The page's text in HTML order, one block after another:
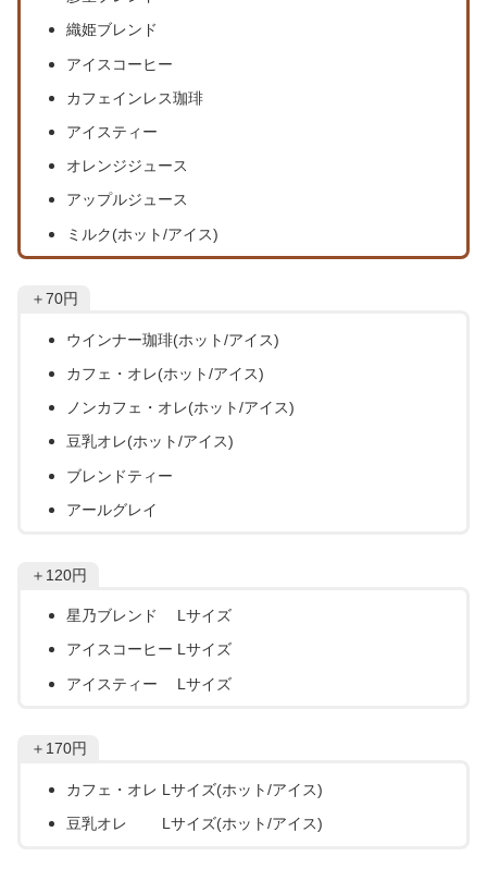
織姫ブレンド
アイスコーヒー
カフェインレス珈琲
アイスティー
オレンジジュース
アップルジュース
ミルク(ホット/アイス)
＋70円
ウインナー珈琲(ホット/アイス)
カフェ・オレ(ホット/アイス)
ノンカフェ・オレ(ホット/アイス)
豆乳オレ(ホット/アイス)
ブレンドティー
アールグレイ
＋120円
星乃ブレンド Lサイズ
アイスコーヒー Lサイズ
アイスティー Lサイズ
＋170円
カフェ・オレ Lサイズ(ホット/アイス)
豆乳オレ Lサイズ(ホット/アイス)